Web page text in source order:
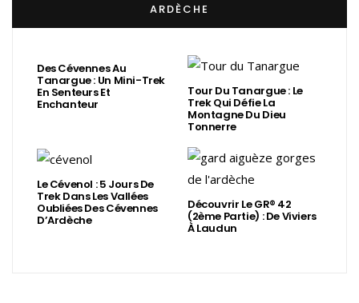
ARDÈCHE
Des Cévennes Au
Tanargue : Un Mini-Trek
En Senteurs Et
Enchanteur
Tour Du Tanargue : Le
Trek Qui Défie La
Montagne Du Dieu
Tonnerre
Le Cévenol : 5 Jours De
Trek Dans Les Vallées
Oubliées Des Cévennes
D’Ardèche
Découvrir Le GR® 42
(2ème Partie) : De Viviers
À Laudun